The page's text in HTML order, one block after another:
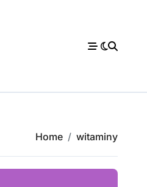
Home witaminy